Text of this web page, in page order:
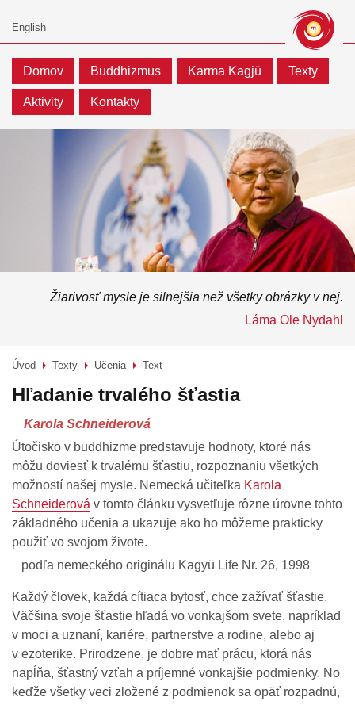
Domov Buddhizmus Karma Kagjü Texty
Aktivity Kontakty
Žiarivosť mysle je silnejšia než všetky obrázky v nej.
Láma Ole Nydahl
Úvod Texty Učenia Text
Hľadanie trvalého šťastia
Karola Schneiderová
Útočisko v buddhizme predstavuje hodnoty, ktoré nás
môžu doviesť k trvalému šťastiu, rozpoznaniu všetkých
možností našej mysle. Nemecká učiteľka Karola
Schneiderová v tomto článku vysvetľuje rôzne úrovne tohto
základného učenia a ukazuje ako ho môžeme prakticky
použiť vo svojom živote.
podľa nemeckého originálu Kagyü Life Nr. 26, 1998
Každý človek, každá cítiaca bytosť, chce zažívať šťastie.
Väčšina svoje šťastie hľadá vo vonkajšom svete, napríklad
v moci a uznaní, kariére, partnerstve a rodine, alebo aj
v ezoterike. Prirodzene, je dobre mať prácu, ktorá nás
napĺňa, šťastný vzťah a príjemné vonkajšie podmienky. No
keďže všetky veci zložené z podmienok sa opäť rozpadnú,